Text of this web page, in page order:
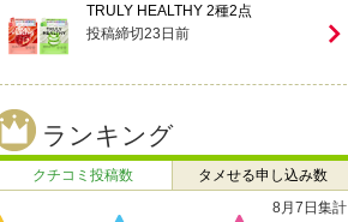
TRULY HEALTHY 2種2点
投稿締切23 日前
ランキング
クチコミ投稿数
タメせる申し込み数
7月27日 ～ 8月2日